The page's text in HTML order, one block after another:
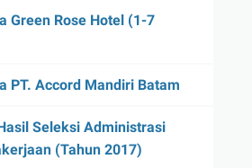
Green Rose Hotel (1-7
PT. Accord Mandiri Batam
Seleksi Administrasi
(Tahun 2017)